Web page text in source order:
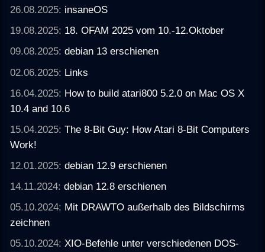
26.08.2025: insaneOS
19.08.2025: 18. OFAM 2025 vom 10.-12.Oktober
09.08.2025:debian 13 erschienen
02.06.2025: Links
16.04.2025: How to build atari800 5.2.0 on Mac OS X
10.4 and 10.6
15.04.2025:The 8-Bit Guy: How Atari 8-Bit Computers
Work!
12.01.2025:debian 12.9 erschienen
14.11.2024:debian 12.8 erschienen
05.10.2024: Mit DRAWTO außerhalb des Bildschirms
zeichnen
05.10.2024:XIO-Befehle unter verschiedenen DOS-